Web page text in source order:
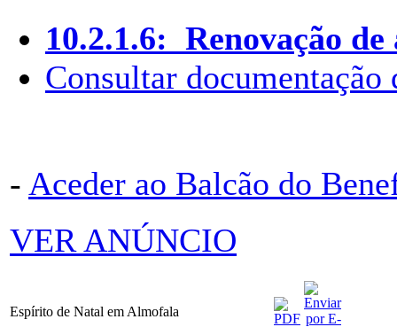
10.2.1.6: Renovação de
Consultar documentação
- Aceder ao Balcão do
VER ANÚNCIO
Espírito de Natal em Almofala